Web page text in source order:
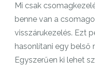
Mi csak
benne van a
visszárukezelés. Ezt
hasonlítani egy belső
Egyszerűen ki lehet